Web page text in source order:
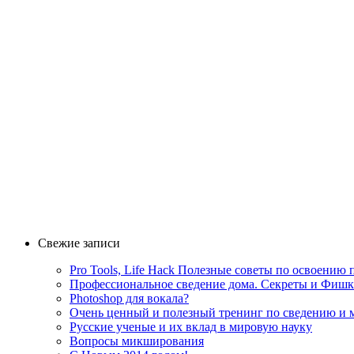
Свежие записи
Pro Tools, Life Hack Полезные советы по освоению
Профессиональное сведение дома. Секреты и
Photoshop для вокала?
Очень ценный и полезный тренинг по сведению и
Русские ученые и их вклад в мировую науку
Вопросы микширования